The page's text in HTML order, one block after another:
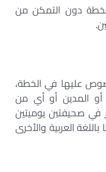
دون التمكن من
عليها في الخطة،
أو المدين أو أي من
في صحيفتين يوميتين
العربية والأخرى